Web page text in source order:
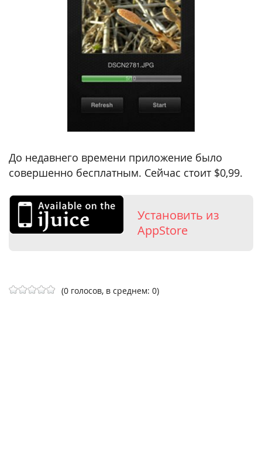
До недавнего времени приложение было
совершенно бесплатным. Сейчас стоит $0,99.
Установить из
AppStore
(0 голосов, в среднем: 0)